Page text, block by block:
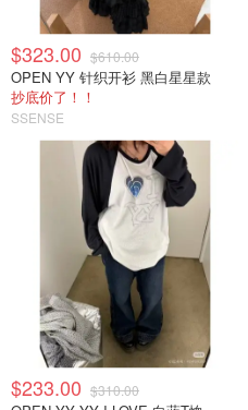
$323.00 $610.00
OPEN YY 针织开衫 黑白星星款
抄底价了！！
SSENSE
$233.00 $310.00